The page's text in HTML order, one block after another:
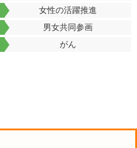
女性の活躍推進
男女共同参画
がん